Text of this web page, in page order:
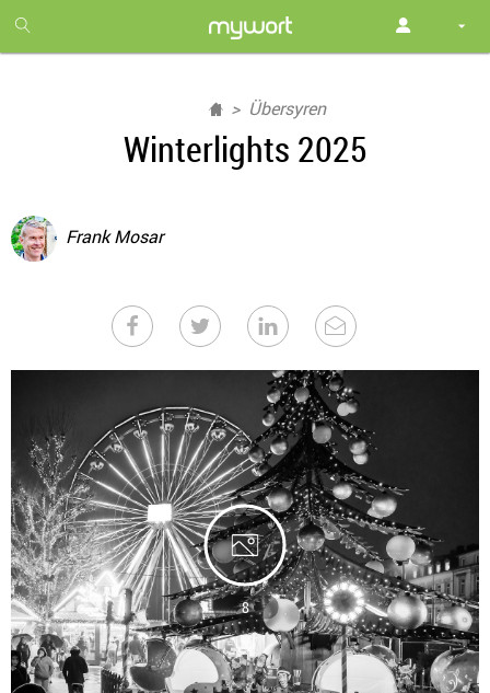
month
free
Übersyren
Winterlights 2025
Frank Mosar
8